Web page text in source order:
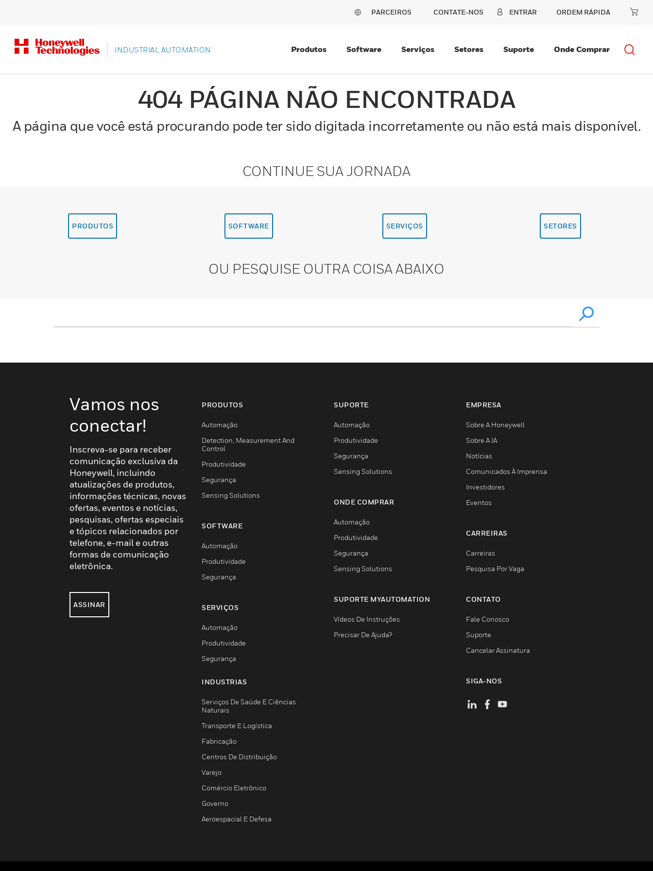
PARCEIROS CONTATE-NOS ENTRAR ORDEM RÁPIDA
INDUSTRIAL AUTOMATION Produtos Software Serviços Setores Suporte Onde Comprar
404 PÁGINA NÃO ENCONTRADA
A página que você está procurando pode ter sido digitada incorretamente ou não está mais disponível.
CONTINUE SUA JORNADA
PRODUTOS SOFTWARE SERVIÇOS SETORES
OU PESQUISE OUTRA COISA ABAIXO
Vamos nos
conectar!
Inscreva-se para receber
comunicação exclusiva da
Honeywell, incluindo
atualizações de produtos,
informações técnicas, novas
ofertas, eventos e notícias,
pesquisas, ofertas especiais
e tópicos relacionados por
telefone, e-mail e outras
formas de comunicação
eletrônica.
ASSINAR
PRODUTOS
Automação
Detection, Measurement And
Control
Produtividade
Segurança
Sensing Solutions
SOFTWARE
Automação
Produtividade
Segurança
SERVIÇOS
Automação
Produtividade
Segurança
INDUSTRIAS
Serviços De Saúde E Ciências
Naturais
Transporte E Logística
Fabricação
Centros De Distribuição
Varejo
Comércio Eletrônico
Governo
Aeroespacial E Defesa
SUPORTE
Automação
Produtividade
Segurança
Sensing Solutions
ONDE COMPRAR
Automação
Produtividade
Segurança
Sensing Solutions
SUPORTE MYAUTOMATION
Vídeos De Instruções
Precisar De Ajuda?
EMPRESA
Sobre A Honeywell
Sobre A IA
Notícias
Comunicados À Imprensa
Investidores
Eventos
CARREIRAS
Carreiras
Pesquisa Por Vaga
CONTATO
Fale Conosco
Suporte
Cancelar Assinatura
SIGA-NOS